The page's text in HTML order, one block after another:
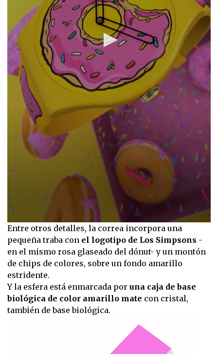
0
seconds
of
15
seconds
Entre otros detalles, la correa incorpora una
pequeña traba con el logotipo de Los Simpsons -
en el mismo rosa glaseado del dónut- y un montón
de chips de colores, sobre un fondo amarillo
estridente.
Y la esfera está enmarcada por una caja de base
biológica de color amarillo mate con cristal,
también de base biológica.